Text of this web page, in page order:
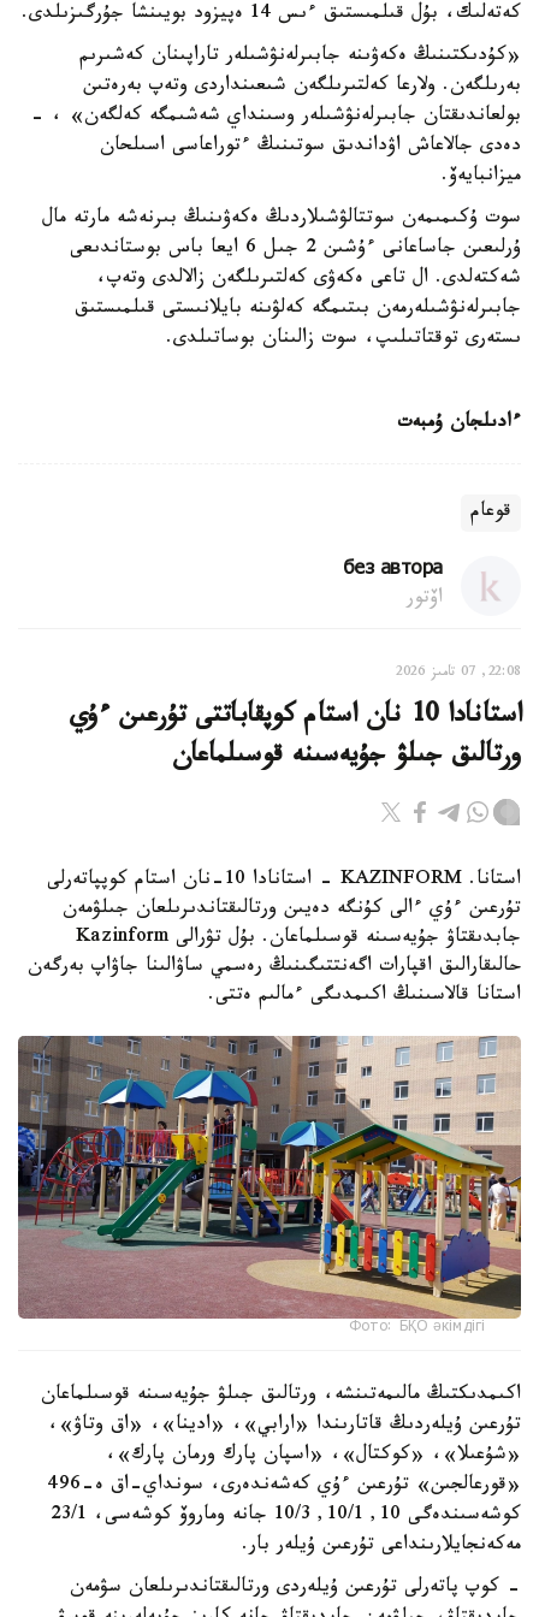
كەتەلىك، بۇل قىلمىستىق ءىس 14 ەپيزود بويىنشا جۇرگىزىلدى.
«كۇدىكتىنىڭ ەكەۋىنە جابىرلەنۋشىلەر تاراپىنان كەشىرىم
بەرىلگەن. ولارعا كەلتىرىلگەن شىعىنداردى وتەپ بەرەتىن
بولعاندىقتان جابىرلەنۋشىلەر وسىنداي شەشىمگە كەلگەن» ، -
دەدى جالاعاش اۋداندىق سوتىنىڭ ءتوراعاسى اسىلحان
ميزانبايەۆ.
سوت ۇكىمىمەن سوتتالۋشىلاردىڭ ەكەۋىنىڭ بىرنەشە مارتە مال
ۇرلىعىن جاساعانى ءۇشىن 2 جىل 6 ايعا باس بوستاندىعى
شەكتەلدى. ال تاعى ەكەۋى كەلتىرىلگەن زالالدى وتەپ،
جابىرلەنۋشىلەرمەن بىتىمگە كەلۋىنە بايلانىستى قىلمىستىق
ىستەرى توقتاتىلىپ، سوت زالىنان بوساتىلدى.
ءادىلجان ۇمبەت
قوعام
без автора
اۆتور
22:08, 07 تامىز 2026
استانادا 10 نان استام كوپقاباتتى تۇرعىن ءۇي
ورتالىق جىلۋ جۇيەسىنە قوسىلماعان
استانا. KAZINFORM - استانادا 10-نان استام كوپپاتەرلى
تۇرعىن ءۇي ءالى كۇنگە دەيىن ورتالىقتاندىرىلعان جىلۋمەن
جابدىقتاۋ جۇيەسىنە قوسىلماعان. بۇل تۋرالى Kazinform
حالىقارالىق اقپارات اگەنتتىگىنىڭ رەسمي ساۋالىنا جاۋاپ بەرگەن
استانا قالاسىنىڭ اكىمدىگى ءمالىم ەتتى.
Фото: БҚО әкімдігі
اكىمدىكتىڭ مالىمەتىنشە، ورتالىق جىلۋ جۇيەسىنە قوسىلماعان
تۇرعىن ۇيلەردىڭ قاتارىندا «ارابي»، «ادينا»، «اق وتاۋ»،
«شۇعىلا»، «كوكتال»، «اسپان پارك ورمان پارك»،
«قورعالجىن» تۇرعىن ءۇي كەشەندەرى، سونداي-اق ە-496
كوشەسىندەگى 10, 10/1, 10/3 جانە وماروۆ كوشەسى، 23/1
مەكەنجايلارىنداعى تۇرعىن ۇيلەر بار.
- كوپ پاتەرلى تۇرعىن ۇيلەردى ورتالىقتاندىرىلعان سۋمەن